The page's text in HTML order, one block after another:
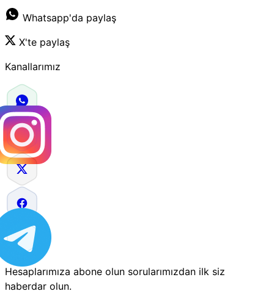
Whatsapp'da paylaş
X'te paylaş
Kanallarımız
Hesaplarımıza abone olun sorularımızdan ilk siz
haberdar olun.